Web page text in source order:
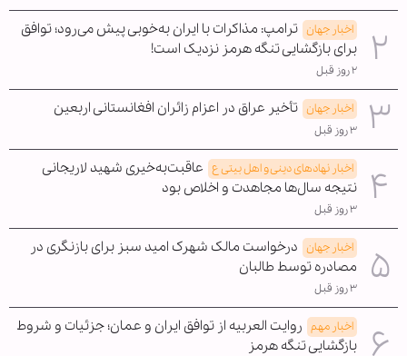
اخبار جهان ترامپ: مذاکرات با ایران به‌خوبی پیش می‌رود؛ توافق
برای بازگشایی تنگه هرمز نزدیک است!
۲ روز قبل
اخبار جهان تأخیر عراق در اعزام زائران افغانستانی اربعین
۳ روز قبل
اخبار نهادهای دینی و اهل بیتی ع عاقبت‌به‌خیری شهید لاریجانی
نتیجه سال‌ها مجاهدت و اخلاص بود
۳ روز قبل
اخبار جهان درخواست مالک شهرک امید سبز برای بازنگری در
مصادره توسط طالبان
۳ روز قبل
اخبار مهم روایت العربیه از توافق ایران و عمان؛ جزئیات و شروط
بازگشایی تنگه هرمز